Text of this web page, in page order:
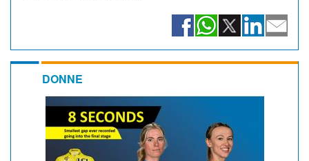
DONNE